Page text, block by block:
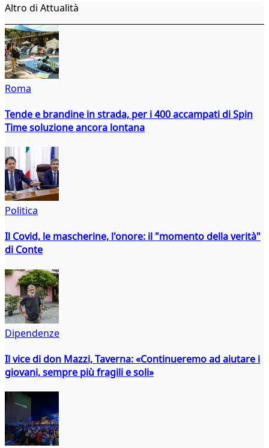
Altro di Attualità
Roma
Tende e brandine in strada, per i 400 accampati di Spin
Time soluzione ancora lontana
Politica
Il Covid, le mascherine, l'onore: il "momento della verità"
di Conte
Dipendenze
Il vice di don Mazzi, Taverna: «Continueremo ad aiutare i
giovani, sempre più fragili e soli»